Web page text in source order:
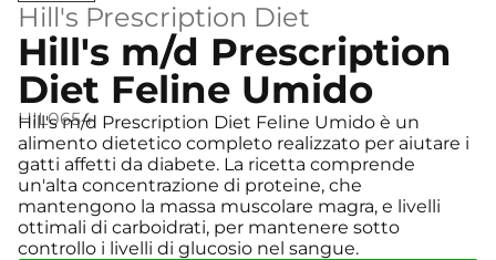
Hill's Prescription Diet
Hill's m/d Prescription
Diet Feline Umido
HIL0654
Hill's m/d Prescription Diet Feline Umido è un
alimento dietetico completo realizzato per aiutare i
gatti affetti da diabete. La ricetta comprende
un'alta concentrazione di proteine, che
mantengono la massa muscolare magra, e livelli
ottimali di carboidrati, per mantenere sotto
controllo i livelli di glucosio nel sangue.